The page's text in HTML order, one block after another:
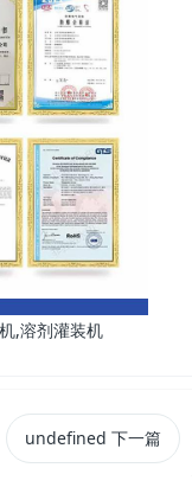
undefined 下一篇